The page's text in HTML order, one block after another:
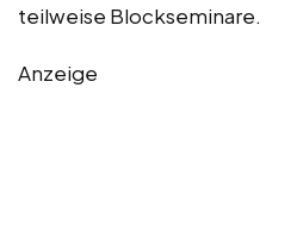
teilweise Blockseminare.
Anzeige